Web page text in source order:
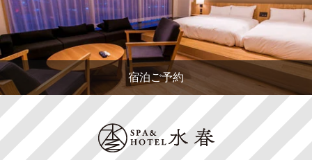
宿泊ご予約